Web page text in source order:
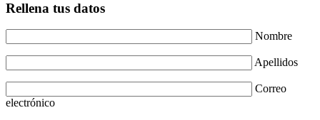
Rellena tus datos
Nombre
Apellidos
Correo
electrónico